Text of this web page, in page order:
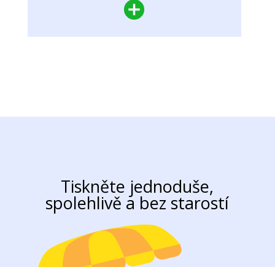
Tiskněte jednoduše,
spolehlivě a bez starostí